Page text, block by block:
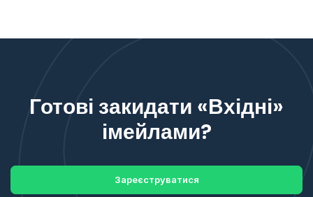
Готові закидати «Вхідні»
імейлами?
Зареєструватися